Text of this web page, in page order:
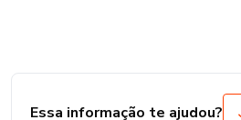
Essa informação te ajudou?